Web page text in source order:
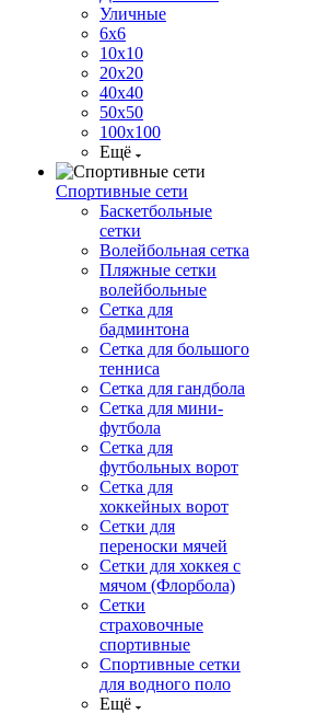
Уличные
6х6
10х10
20х20
40х40
50х50
100х100
Ещё
Спортивные сети
Баскетбольные
сетки
Волейбольная сетка
Пляжные сетки
волейбольные
Сетка для
бадминтона
Сетка для большого
тенниса
Сетка для гандбола
Сетка для мини-
футбола
Сетка для
футбольных ворот
Сетка для
хоккейных ворот
Сетки для
переноски мячей
Сетки для хоккея с
мячом (Флорбола)
Сетки
страховочные
спортивные
Спортивные сетки
для водного поло
Ещё